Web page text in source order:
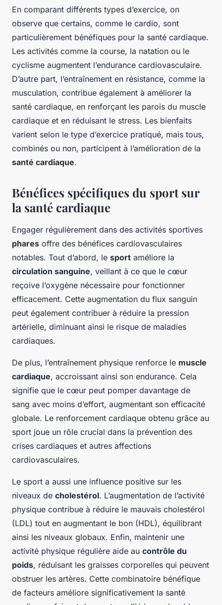
En comparant différents types d’exercice, on
observe que certains, comme le cardio, sont
particulièrement bénéfiques pour la santé cardiaque.
Les activités comme la course, la natation ou le
cyclisme augmentent l’endurance cardiovasculaire.
D’autre part, l’entraînement en résistance, comme la
musculation, contribue également à améliorer la
santé cardiaque, en renforçant les parois du muscle
cardiaque et en réduisant le stress. Les bienfaits
varient selon le type d’exercice pratiqué, mais tous,
combinés ou non, participent à l’amélioration de la
santé cardiaque.
Bénéfices spécifiques du sport sur
la santé cardiaque
Engager régulièrement dans des activités sportives
phares offre des bénéfices cardiovasculaires
notables. Tout d’abord, le sport améliore la
circulation sanguine, veillant à ce que le cœur
reçoive l’oxygène nécessaire pour fonctionner
efficacement. Cette augmentation du flux sanguin
peut également contribuer à réduire la pression
artérielle, diminuant ainsi le risque de maladies
cardiaques.
De plus, l’entraînement physique renforce le muscle
cardiaque, accroissant ainsi son endurance. Cela
signifie que le cœur peut pomper davantage de
sang avec moins d’effort, augmentant son efficacité
globale. Le renforcement cardiaque obtenu grâce au
sport joue un rôle crucial dans la prévention des
crises cardiaques et autres affections
cardiovasculaires.
Le sport a aussi une influence positive sur les
niveaux de cholestérol. L’augmentation de l’activité
physique contribue à réduire le mauvais cholestérol
(LDL) tout en augmentant le bon (HDL), équilibrant
ainsi les niveaux globaux. Enfin, maintenir une
activité physique régulière aide au contrôle du
poids, réduisant les graisses corporelles qui peuvent
obstruer les artères. Cette combinatoire bénéfique
de facteurs améliore significativement la santé